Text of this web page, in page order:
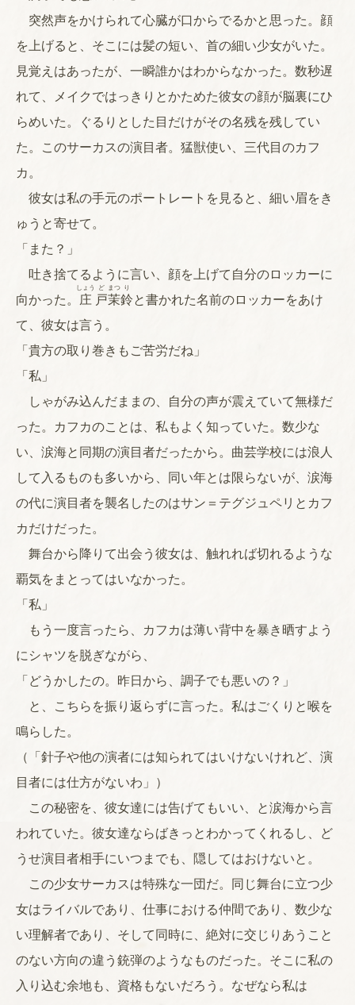
突然声をかけられて心臓が口からでるかと思った。顔
を上げると、そこには髪の短い、首の細い少女がいた。
見覚えはあったが、一瞬誰かはわからなかった。数秒遅
れて、メイクではっきりとかためた彼女の顔が脳裏にひ
らめいた。ぐるりとした目だけがその名残を残してい
た。このサーカスの演目者。猛獣使い、三代目のカフ
カ。
彼女は私の手元のポートレートを見ると、細い眉をき
ゅうと寄せて。
「また？」
吐き捨てるように言い、顔を上げて自分のロッカーに
向かった。 庄
しょう
戸
ど
茉
まつ
鈴
り
と書かれた名前のロッカーをあけ
て、彼女は言う。
「貴方の取り巻きもご苦労だね」
「私」
しゃがみ込んだままの、自分の声が震えていて無様だ
った。カフカのことは、私もよく知っていた。数少な
い、涙海と同期の演目者だったから。曲芸学校には浪人
して入るものも多いから、同い年とは限らないが、涙海
の代に演目者を襲名したのはサン＝テグジュペリとカフ
カだけだった。
舞台から降りて出会う彼女は、触れれば切れるような
覇気をまとってはいなかった。
「私」
もう一度言ったら、カフカは薄い背中を暴き晒すよう
にシャツを脱ぎながら、
「どうかしたの。昨日から、調子でも悪いの？」
と、こちらを振り返らずに言った。私はごくりと喉を
鳴らした。
（「針子や他の演者には知られてはいけないけれど、演
目者には仕方がないわ」）
この秘密を、彼女達には告げてもいい、と涙海から言
われていた。彼女達ならばきっとわかってくれるし、ど
うせ演目者相手にいつまでも、隠してはおけないと。
この少女サーカスは特殊な一団だ。同じ舞台に立つ少
女はライバルであり、仕事における仲間であり、数少な
い理解者であり、そして同時に、絶対に交じりあうこと
のない方向の違う銃弾のようなものだった。そこに私の
入り込む余地も、資格もないだろう。なぜなら私は